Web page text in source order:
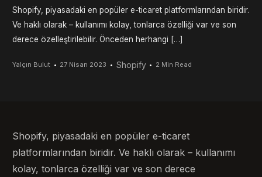
Shopify, piyasadaki en popüler e-ticaret platformlarından biridir.
Ve haklı olarak – kullanımı kolay, tonlarca özelliği var ve son
derece özelleştirilebilir. Önceden herhangi […]
Yalçın Bulut 27 Nisan 2023 Shopify 2 Min Read
Shopify, piyasadaki en popüler e-ticaret
platformlarından biridir. Ve haklı olarak – kullanımı
kolay, tonlarca özelliği var ve son derece